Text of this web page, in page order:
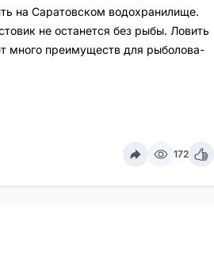
на Саратовском водохранилище.
не останется без рыбы. Ловить
много преимуществ для рыболова-
172